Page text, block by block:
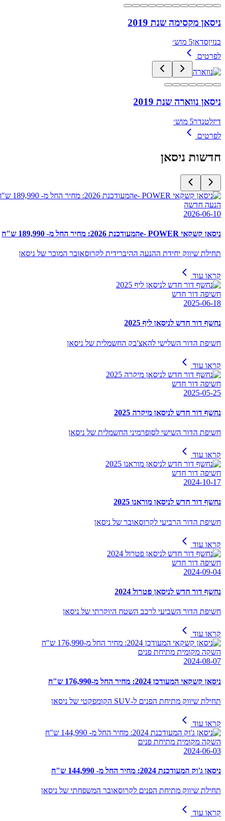
ניסאן מקסימה שנת 2019
בנזיןסדאן5 מוש׳
לפרטים
ניסאן נווארה שנת 2019
דיזלטנדר5 מוש׳
לפרטים
חדשות ניסאן
הנעה חדשה
2026-06-10
ניסאן קשקאי e- POWERהמעודכנת 2026: מחיר החל מ- 189,990 ש"ח
תחילת שיווק יחידת ההנעה ההיברידית לקרוסאובר המוכר של ניסאן
קראו עוד
חשיפה דור חדש
2025-06-18
נחשף דור חדש לניסאן ליף 2025
חשיפת הדור השלישי להאצ'בק החשמלית של ניסאן
קראו עוד
חשיפה דור חדש
2025-05-25
נחשף דור חדש לניסאן מיקרה 2025
חשיפת הדור השישי לסופרמיני החשמלית של ניסאן
קראו עוד
חשיפה דור חדש
2024-10-17
נחשף דור חדש לניסאן מוראנו 2025
חשיפת הדור הרביעי לקרוסאובר של ניסאן
קראו עוד
חשיפה דור חדש
2024-09-04
נחשף דור חדש לניסאן פטרול 2024
חשיפת הדור השביעי לרכב השטח היוקרתי של ניסאן
קראו עוד
השקה מקומית מתיחת פנים
2024-08-07
ניסאן קשקאי המעודכן 2024: מחיר החל מ-176,990 ש"ח
תחילת שיווק מתיחת הפנים ל-SUV הקומפקטי של ניסאן
קראו עוד
השקה מקומית מתיחת פנים
2024-06-03
ניסאן ג'וק המעודכנת 2024: מחיר החל מ- 144,990 ש"ח
תחילת שיווק מתיחת הפנים לקרוסאובר המשפחתי של ניסאן
קראו עוד